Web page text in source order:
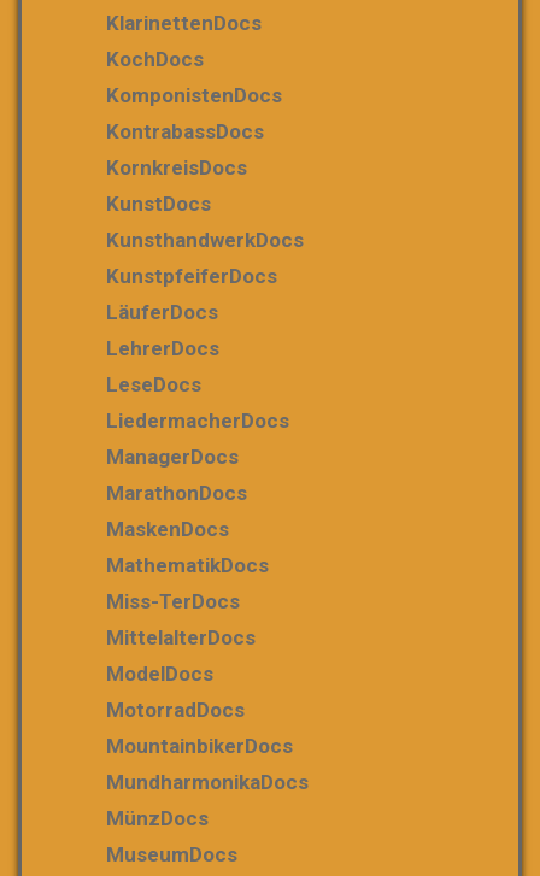
KlarinettenDocs
KochDocs
KomponistenDocs
KontrabassDocs
KornkreisDocs
KunstDocs
KunsthandwerkDocs
KunstpfeiferDocs
LäuferDocs
LehrerDocs
LeseDocs
LiedermacherDocs
ManagerDocs
MarathonDocs
MaskenDocs
MathematikDocs
Miss-TerDocs
MittelalterDocs
ModelDocs
MotorradDocs
MountainbikerDocs
MundharmonikaDocs
MünzDocs
MuseumDocs